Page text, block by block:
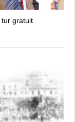
gratuit